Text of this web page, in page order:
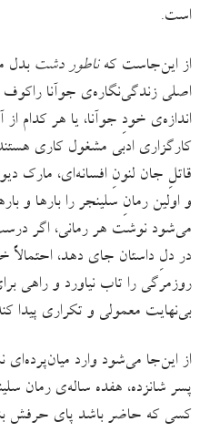
است.
از این‌جاست کهناطور دشت بدل
اصلی زندگی‌نگاره‌ی جوآنا
اندازه‌ی خودِ جوآنا، یا هر کدام
کارگزاری ادبی مشغول کاری
قاتلِ جان لنونِ افسانه‌ای، مارک
و اولین رمانِ سلینجر را بارها و
می‌شود نوشت هر رمانی، اگر
در دلِ داستان جای دهد، احتمالاً
روزمرگی را تاب نیاورد و راهی
بی‌نهایت معمولی و تکراری پیدا
از این‌جا می‌شود وارد
پسر شانزده، هفده ساله‌ی رمان
کسی که حاضر باشد پای حرفش